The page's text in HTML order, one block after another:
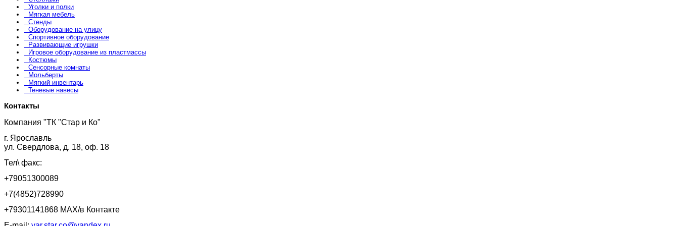
Уголки и полки
Мягкая мебель
Стенды
Оборудование на улицу
Спортивное оборудование
Развивающие игрушки
Игровое оборудование из пластмассы
Костюмы
Сенсорные комнаты
Мольберты
Мягкий инвентарь
Теневые навесы
Контакты
Компания "ТК "Стар и Ко"
г. Ярославль
ул. Свердлова, д. 18, оф. 18
Тел\ факс:
+79051300089
+7(4852)728990
+79301141868 MAX/в Контакте